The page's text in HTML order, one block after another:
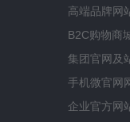
高端品牌网
B2C购物商
集团官网及
手机微官网
企业官方网